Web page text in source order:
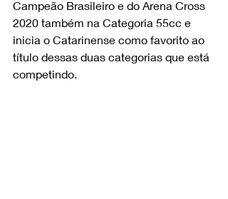
Campeão Brasileiro e do Arena Cross
2020 também na Categoria 55cc e
inicia o Catarinense como favorito ao
título dessas duas categorias que está
competindo.